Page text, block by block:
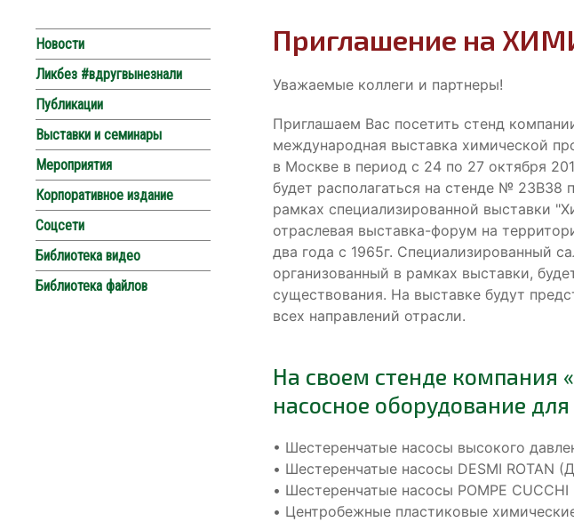
Новости
Ликбез #вдругвынезнали
Публикации
Выставки и семинары
Мероприятия
Корпоративное издание
Соцсети
Библиотека видео
Библиотека файлов
Приглашение на
Уважаемые коллеги и партнеры!
Приглашаем Вас посетить стенд
международная выставка химической
в Москве в период с 24 по 27 октября
будет располагаться на стенде №
рамках специализированной выставки
отраслевая выставка-форум на
два года с 1965г. Специализированный
организованный в рамках выставки,
существования. На выставке будут
всех направлений отрасли.
На своем стенде компания
насосное оборудование
• Шестеренчатые насосы высокого
• Шестеренчатые насосы DESMI ROTAN
• Шестеренчатые насосы POMPE СUCCHI
• Центробежные пластиковые